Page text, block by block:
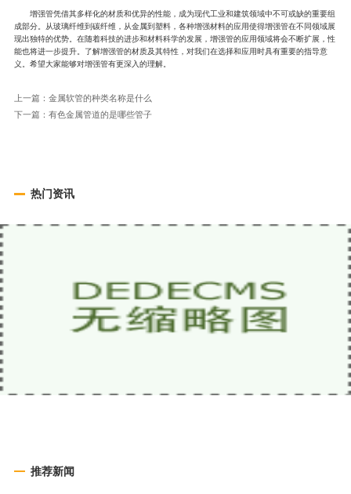
增强管凭借其多样化的材质和优异的性能，成为现代工业和建筑领域中不可或缺的重要组
成部分。从玻璃纤维到碳纤维，从金属到塑料，各种增强材料的应用使得增强管在不同领域展
现出独特的优势。在随着科技的进步和材料科学的发展，增强管的应用领域将会不断扩展，性
能也将进一步提升。了解增强管的材质及其特性，对我们在选择和应用时具有重要的指导意
义。希望大家能够对增强管有更深入的理解。
上一篇： 金属软管的种类名称是什么
下一篇： 有色金属管道的是哪些管子
热门资讯
推荐新闻